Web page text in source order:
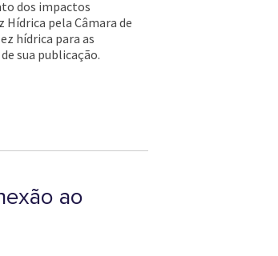
dos impactos
pela Câmara de
hídrica para as
sua publicação.
ao